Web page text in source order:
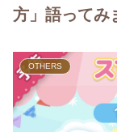
方」語ってみ
OTHERS